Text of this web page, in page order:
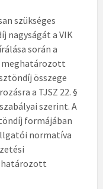
szükséges
nagyságát a VIK
során a
meghatározott
összege
a TJSZ 22. §
szerint. A
formájában
normatíva